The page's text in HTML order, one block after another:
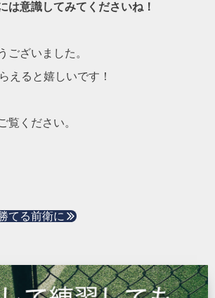
は意識してみてくださいね！
ございました。
えると嬉しいです！
覧ください。
てる前衛に